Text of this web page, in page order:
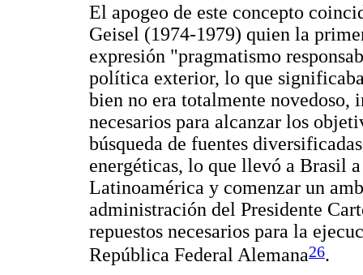
El apogeo de este concepto
Geisel (1974-1979) quien la
expresión "pragmatismo
política exterior, lo que
bien no era totalmente novedoso,
necesarios para alcanzar los
búsqueda de fuentes
energéticas, lo que llevó a Brasil
Latinoamérica y comenzar un
administración del Presidente
repuestos necesarios para la
República Federal Alemana26.